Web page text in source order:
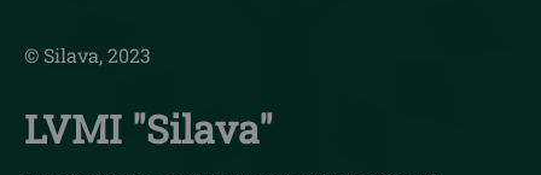
© Silava, 2023
LVMI "Silava"